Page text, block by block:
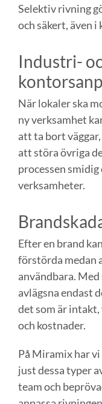
Selektiv rivning
och säkert, även
Industri-
När lokaler ska
ny verksamhet
att ta bort
att störa övriga
processen
verksamheter.
Efter en brand
förstörda medan
användbara.
avlägsna endast
det som är
och kostnader.
På Miramix har
just dessa typer
team och